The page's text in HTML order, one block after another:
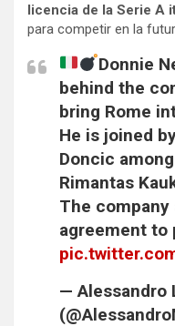
licencia de la Serie A
para competir en la
Donnie
behind the
bring Rome
He is joined
Doncic
Rimantas
The company
agreement to
— Alessandro